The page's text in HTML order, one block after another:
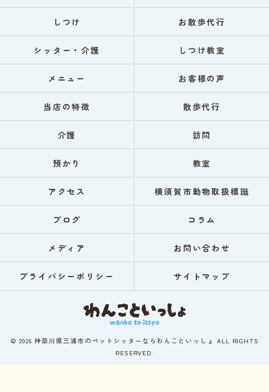
しつけ お散歩代行
シッター・介護 しつけ教室
メニュー お客様の声
当店の特徴 散歩代行
介護 訪問
預かり 教室
アクセス 横須賀市動物取扱標識
ブログ コラム
メディア お問い合わせ
プライバシーポリシー サイトマップ
© 2026 神奈川県三浦市のペットシッターならわんこといっしょ ALL RIGHTS
RESERVED.